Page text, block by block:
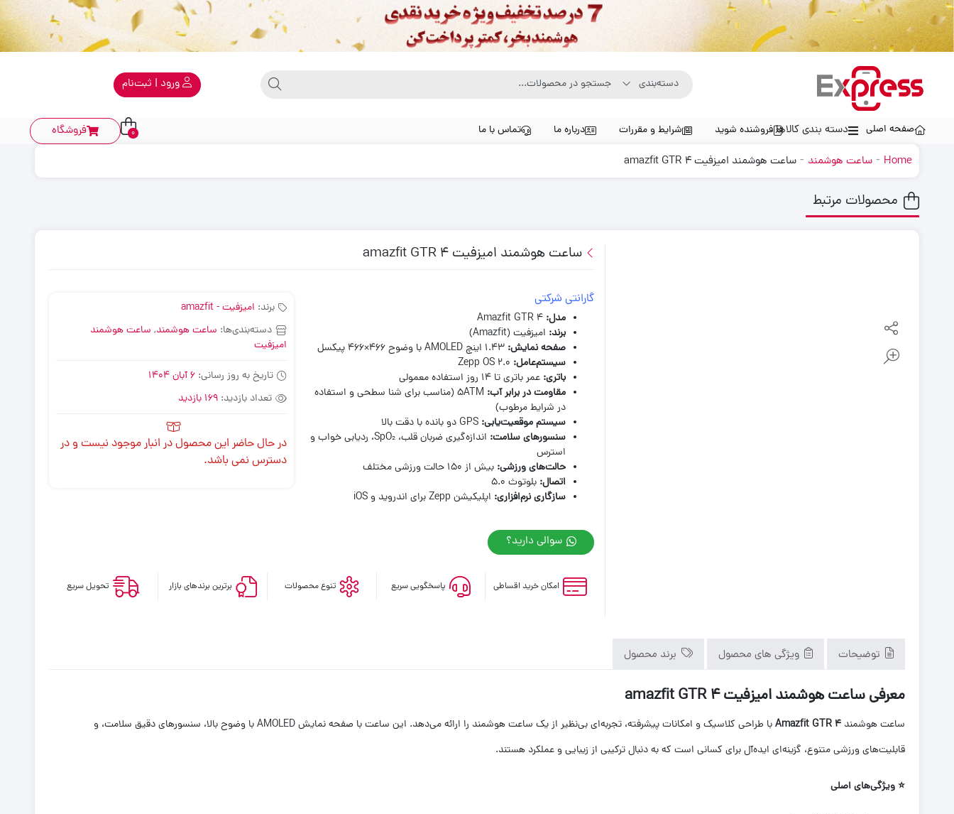
ورود | ثبت‌نام
صفحه اصلی دسته بندی کالاهافروشنده شوید شرایط و مقررات درباره ما تماس با ما فروشگاه 0
Home
- ساعت هوشمند - ساعت هوشمند امیزفیت amazfit GTR 4
محصولات مرتبط
ساعت هوشمند امیزفیت amazfit GTR 4
گارانتی شرکتی
مدل:
برند: امیزفیت (Amazfit)
صفحه نمایش:
سیستم‌عامل:
باتری: عمر باتری تا ۱۴ روز استفاده معمولی
مقاومت در برابر آب:
۵ATM (مناسب برای شنا سطحی و استفاده
در شرایط مرطوب)
سیستم موقعیت‌یابی:
سنسورهای سلامت:
اندازه‌گیری ضربان قلب، SpO₂، ردیابی خواب و
استرس
حالت‌های ورزشی: بیش از ۱۵۰ حالت ورزشی مختلف
اتصال: بلوتوث ۵.۰
سازگاری نرم‌افزاری: اپلیکیشن Zepp برای اندروید و iOS
سوالی دارید؟
برند: امیزفیت - amazfit
دسته‌بندی‌ها: ساعت هوشمند, ساعت هوشمند
امیزفیت
تاریخ به روز رسانی: 6 آبان 1404
تعداد بازدید: 169 بازدید
در حال حاضر این محصول در انبار موجود نیست و در
دسترس نمی باشد.
امکان خرید اقساطی پاسخگویی سریع تنوع محصولات برترین برندهای بازار تحویل سریع
توضیحات ویژگی های محصول برند محصول
معرفی ساعت هوشمند امیزفیت amazfit GTR 4
ساعت هوشمند Amazfit GTR 4
با طراحی کلاسیک و امکانات پیشرفته، تجربه‌ای بی‌نظیر از یک ساعت هوشمند را ارائه می‌دهد. این ساعت با صفحه نمایش AMOLED با وضوح بالا، سنسورهای دقیق سلامت، و
قابلیت‌های ورزشی متنوع، گزینه‌ای ایده‌آل برای کسانی است که به دنبال ترکیبی از زیبایی و عملکرد هستند.
⭐ ویژگی‌های اصلی